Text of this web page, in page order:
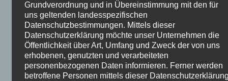
möglicherweise das Haus verkaufen, das könnte
einige Zeit dauern, während die Hypothek muss
noch bezahlt werden. Auch die Grundsteuer und
verschiedene Versicherungen. Und wenn der
Markts ab wie 2008 und folgende, es könnte
wirklich schwer sein.
Grundverordnung und in Übereinstimmung mit den für
uns geltenden landesspezifischen
Datenschutzbestimmungen. Mittels dieser
Datenschutzerklärung möchte unser Unternehmen die
Öffentlichkeit über Art, Umfang und Zweck der von uns
erhobenen, genutzten und verarbeiteten
personenbezogenen Daten informieren. Ferner werden
betroffene Personen mittels dieser